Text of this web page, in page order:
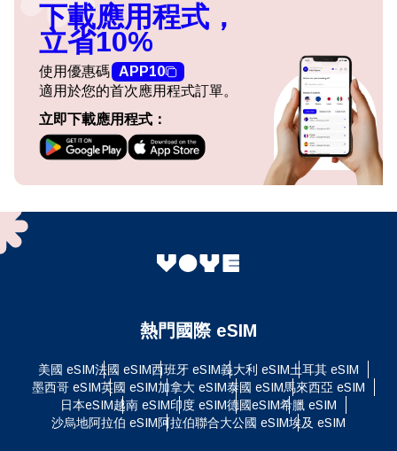
下載應用程式，
立省10%
使用優惠碼 APP10
適用於您的首次應用程式訂單。
立即下載應用程式：
熱門國際 eSIM
美國 eSIM法國 eSIM西班牙 eSIM義大利 eSIM土耳其 eSIM
墨西哥 eSIM英國 eSIM加拿大 eSIM泰國 eSIM馬來西亞 eSIM
日本eSIM越南 eSIM印度 eSIM德國eSIM希臘 eSIM
沙烏地阿拉伯 eSIM阿拉伯聯合大公國 eSIM埃及 eSIM